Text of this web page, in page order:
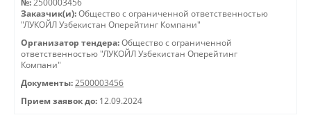
№: 2500003456
Заказчик(и): Общество с ограниченной ответственностью
"ЛУКОЙЛ Узбекистан Оперейтинг Компани"
Организатор тендера: Общество с ограниченной
ответственностью "ЛУКОЙЛ Узбекистан Оперейтинг
Компани"
Документы: 2500003456
Прием заявок до: 12.09.2024